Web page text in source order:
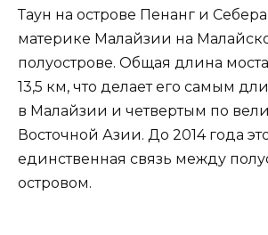
Таун на острове Пенанг и
материке Малайзии на
полуострове. Общая длина моста
13,5 км, что делает его самым
в Малайзии и четвертым по
Восточной Азии. До 2014 года
единственная связь между
островом.